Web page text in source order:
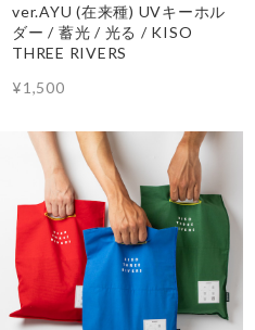
ver.AYU (在来種) UVキーホル
ダー / 蓄光 / 光る / KISO
THREE RIVERS
¥1,500